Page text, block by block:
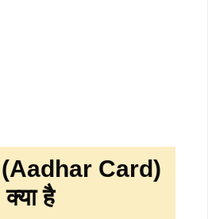
(Aadhar Card)
क्या है